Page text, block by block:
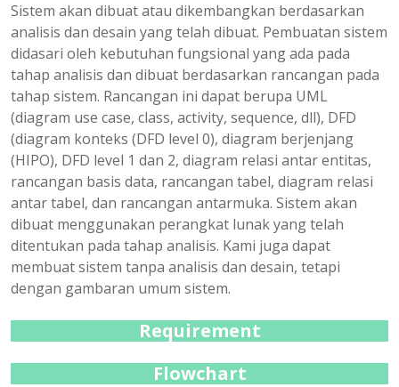
Sistem akan dibuat atau dikembangkan berdasarkan
analisis dan desain yang telah dibuat. Pembuatan sistem
didasari oleh kebutuhan fungsional yang ada pada
tahap analisis dan dibuat berdasarkan rancangan pada
tahap sistem. Rancangan ini dapat berupa UML
(diagram use case, class, activity, sequence, dll), DFD
(diagram konteks (DFD level 0), diagram berjenjang
(HIPO), DFD level 1 dan 2, diagram relasi antar entitas,
rancangan basis data, rancangan tabel, diagram relasi
antar tabel, dan rancangan antarmuka. Sistem akan
dibuat menggunakan perangkat lunak yang telah
ditentukan pada tahap analisis. Kami juga dapat
membuat sistem tanpa analisis dan desain, tetapi
dengan gambaran umum sistem.
Requirement
Flowchart